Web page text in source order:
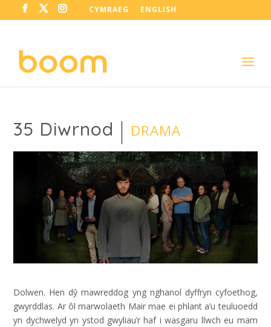
CYMRAEG ENGLISH
35 Diwrnod DRAMA
Dolwen. Hen dŷ mawreddog yng nghanol dyffryn cyfoethog,
gwyrddlas. Ar ôl marwolaeth Mair mae ei phlant a’u teuluoedd
yn dychwelyd yn ystod gwyliau’r haf i wasgaru llwch eu mam